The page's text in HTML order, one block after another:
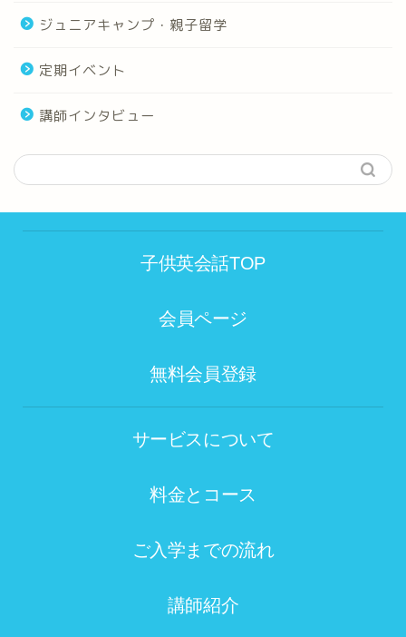
ジュニアキャンプ・親子留学
定期イベント
講師インタビュー
子供英会話TOP
会員ページ
無料会員登録
サービスについて
料金とコース
ご入学までの流れ
講師紹介